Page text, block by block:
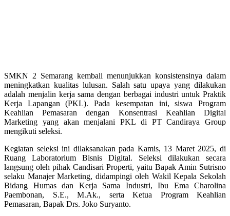
SMKN 2 Semarang kembali menunjukkan konsistensinya dalam
meningkatkan kualitas lulusan. Salah satu upaya yang dilakukan
adalah menjalin kerja sama dengan berbagai industri untuk Praktik
Kerja Lapangan (PKL). Pada kesempatan ini, siswa Program
Keahlian Pemasaran dengan Konsentrasi Keahlian Digital
Marketing yang akan menjalani PKL di PT Candiraya Group
mengikuti seleksi.
Kegiatan seleksi ini dilaksanakan pada Kamis, 13 Maret 2025, di
Ruang Laboratorium Bisnis Digital. Seleksi dilakukan secara
langsung oleh pihak Candisari Properti, yaitu Bapak Amin Sutrisno
selaku Manajer Marketing, didampingi oleh Wakil Kepala Sekolah
Bidang Humas dan Kerja Sama Industri, Ibu Ema Charolina
Paembonan, S.E., M.Ak., serta Ketua Program Keahlian
Pemasaran, Bapak Drs. Joko Suryanto.